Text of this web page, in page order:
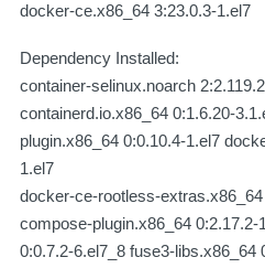
docker-ce.x86_64 3:23.0.3-1.el7
Dependency Installed:
container-selinux.noarch
containerd.io.x86_64 0:1.6.20-
plugin.x86_64 0:0.10.4-1.el7
1.el7
docker-ce-rootless-
compose-plugin.x86_64
0:0.7.2-6.el7_8 fuse3-libs.x86_64